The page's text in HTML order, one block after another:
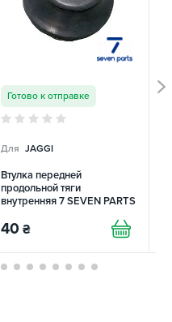
Готово к отправке
Для JAGGI
Втулка передней
продольной тяги
внутренняя 7 SEVEN PARTS
40 ₴